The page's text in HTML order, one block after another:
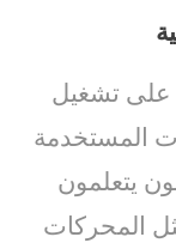
على تشغيل
المستخدمة
يتعلمون
المحركات